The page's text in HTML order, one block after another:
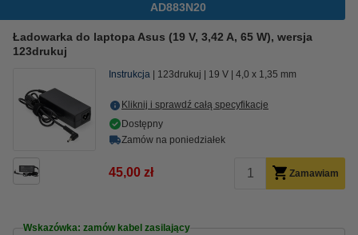
AD883N20
Ładowarka do laptopa Asus (19 V, 3,42 A, 65 W), wersja
123drukuj
Instrukcja 123drukuj 19 V 4,0 x 1,35 mm
Kliknij i sprawdź całą specyfikacje
Dostępny
Zamów na poniedziałek
45,00 zł Zamawiam
Wskazówka: zamów kabel zasilający